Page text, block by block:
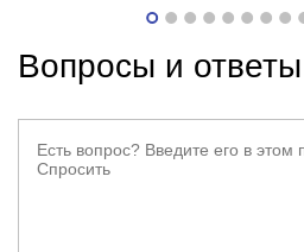
Вопросы и